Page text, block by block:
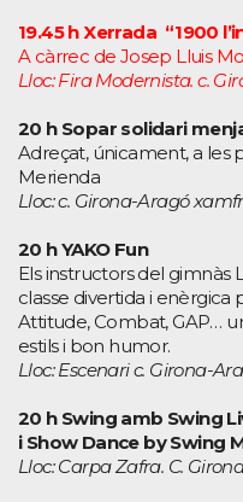
19.45 h Xerrada “1900
A càrrec de Josep Lluis
Lloc: Fira Modernista. c.
20 h Sopar solidari
Adreçat, únicament, a les
Merienda
Lloc: c. Girona-Aragó
20 h YAKO Fun
Els instructors del gimnàs
classe divertida i enèrgica
Attitude, Combat, GAP…
estils i bon humor.
Lloc: Escenari c. Girona-
20 h Swing amb Swing
i Show Dance by Swing
Lloc: Carpa Zafra. C.